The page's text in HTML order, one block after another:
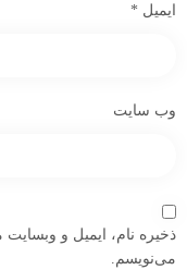
ایمیل *
وب‌ سایت
ذخیره نام، ایمیل و
می‌نویسم.